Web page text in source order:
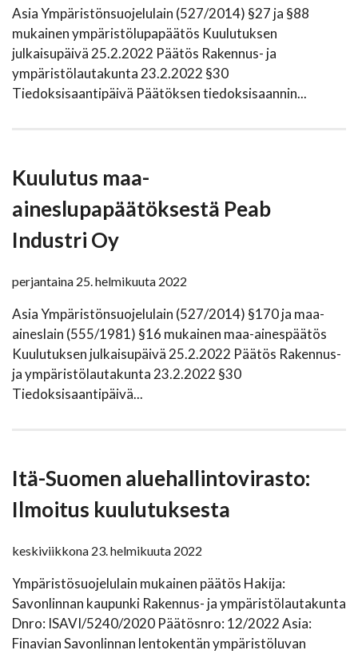
Asia Ympäristönsuojelulain (527/2014) §27 ja §88
mukainen ympäristölupapäätös Kuulutuksen
julkaisupäivä 25.2.2022 Päätös Rakennus- ja
ympäristölautakunta 23.2.2022 §30
Tiedoksisaantipäivä Päätöksen tiedoksisaannin...
Kuulutus maa-
aineslupapäätöksestä Peab
Industri Oy
perjantaina 25. helmikuuta 2022
Asia Ympäristönsuojelulain (527/2014) §170 ja maa-
aineslain (555/1981) §16 mukainen maa-ainespäätös
Kuulutuksen julkaisupäivä 25.2.2022 Päätös Rakennus-
ja ympäristölautakunta 23.2.2022 §30
Tiedoksisaantipäivä...
Itä-Suomen aluehallintovirasto:
Ilmoitus kuulutuksesta
keskiviikkona 23. helmikuuta 2022
Ympäristösuojelulain mukainen päätös Hakija:
Savonlinnan kaupunki Rakennus- ja ympäristölautakunta
Dnro: ISAVI/5240/2020 Päätösnro: 12/2022 Asia:
Finavian Savonlinnan lentokentän ympäristöluvan